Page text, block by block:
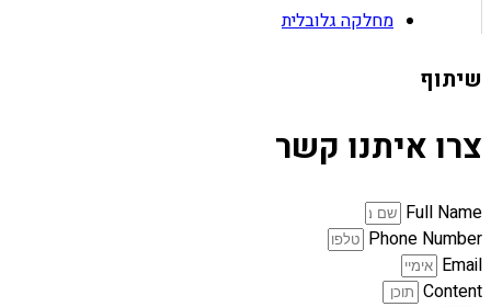
מחלקה גלובלית
שיתוף
צרו איתנו קשר
Full Name
Phone Number
Email
Content